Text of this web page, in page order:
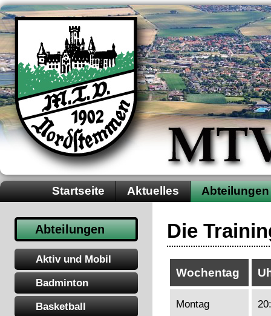
Startseite Aktuelles Abteilungen
Die
Wochentag
Montag
Abteilungen
Aktiv und Mobil
Badminton
Basketball